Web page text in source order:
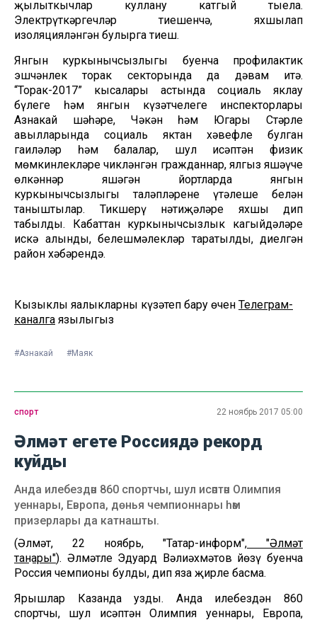
җылыткычлар куллану катгый тыела.
Электрүткәргечләр тиешенчә, яхшылап
изоляцияләнгән булырга тиеш.
Янгын куркынычсызлыгы буенча профилактик
эшчәнлек торак секторында да дәвам итә.
“Торак-2017” кысалары астында социаль яклау
бүлеге һәм янгын күзәтчелеге инспекторлары
Азнакай шәһәре, Чәкән һәм Югары Стәрле
авылларында социаль яктан хәвефле булган
гаиләләр һәм балалар, шул исәптән физик
мөмкинлекләре чикләнгән гражданнар, ялгыз яшәүче
өлкәннәр яшәгән йортларда янгын
куркынычсызлыгы таләпләренең үтәлеше белән
таныштылар. Тикшерү нәтиҗәләре яхшы дип
табылды. Кабаттан куркынычсызлык кагыйдәләре
искә алынды, белешмәлекләр таратылды, диелгән
район хәбәрендә.
Кызыклы яңалыкларны күзәтеп бару өчен Телеграм-
каналга язылыгыз
#Азнакай #Маяк
спорт 22 ноябрь 2017 05:00
Әлмәт егете Россиядә рекорд
куйды
Анда илебездән 860 спортчы, шул исәптән Олимпия
уеннары, Европа, дөнья чемпионнары һәм
призерлары да катнашты.
(Әлмәт, 22 ноябрь, "Татар-информ", "Әлмәт
таңнары"). Әлмәтле Эдуард Вәлиәхмәтов йөзү буенча
Россия чемпионы булды, дип яза җирле басма.
Ярышлар Казанда узды. Анда илебездән 860
спортчы, шул исәптән Олимпия уеннары, Европа,